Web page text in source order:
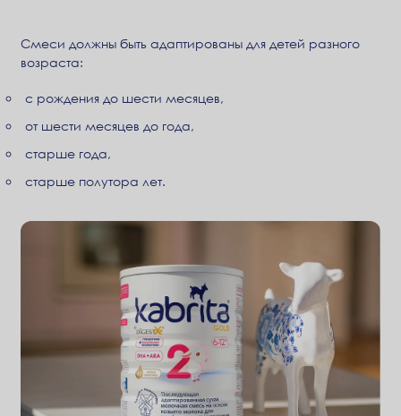
Смеси должны быть адаптированы для детей разного
возраста:
с рождения до шести месяцев,
от шести месяцев до года,
старше года,
старше полутора лет.